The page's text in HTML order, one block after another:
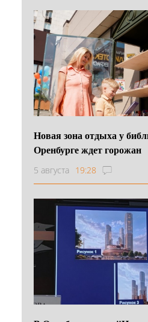
Новая зона отдыха у
Оренбурге ждет горожан
5 августа 19:28